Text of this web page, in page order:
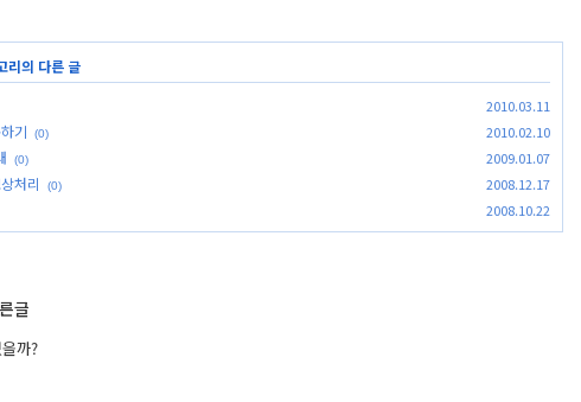
리의 다른 글
2010.03.11
기 (0) 2010.02.10
(0) 2009.01.07
처리 (0) 2008.12.17
2008.10.22
글
까?